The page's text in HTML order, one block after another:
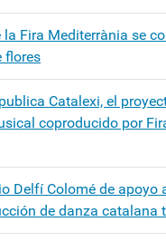
Fira Mediterrània se
flores
Catalexi, el
coproducido por
Delfí Colomé de apoyo
de danza catalana